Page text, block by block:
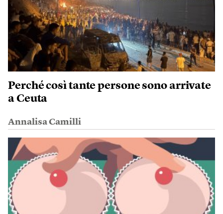
Perché così tante persone sono arrivate
a Ceuta
Annalisa Camilli